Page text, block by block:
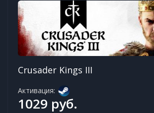
Crusader Kings III
Активация:
1029 руб.